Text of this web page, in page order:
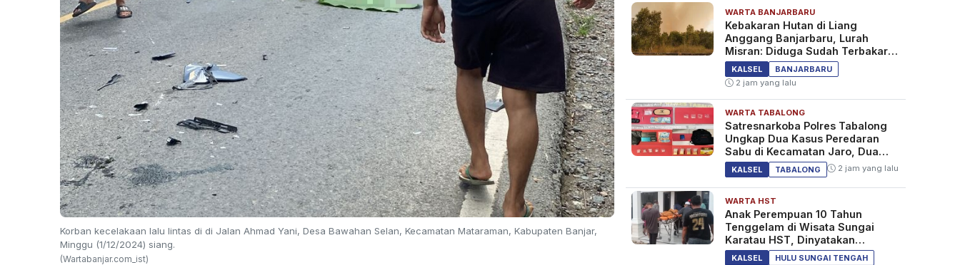
Korban kecelakaan lalu lintas di di Jalan Ahmad Yani, Desa Bawahan Selan, Kecamatan Mataraman, Kabupaten Banjar,
Minggu (1/12/2024) siang.
(Wartabanjar.com_ist)
WARTA BANJARBARU
Kebakaran Hutan di Liang
Anggang Banjarbaru, Lurah
Misran: Diduga Sudah Terbakar
Sejak Tadi Malam
KALSEL
BANJARBARU
2 jam yang lalu
WARTA TABALONG
Satresnarkoba Polres Tabalong
Ungkap Dua Kasus Peredaran
Sabu di Kecamatan Jaro, Dua
Pelaku Diamankan
KALSEL TABALONG 2 jam yang lalu
WARTA HST
Anak Perempuan 10 Tahun
Tenggelam di Wisata Sungai
Karatau HST, Dinyatakan
Meninggal Dunia
KALSEL
HULU SUNGAI TENGAH